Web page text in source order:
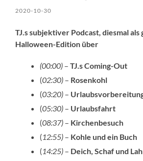
2020-10-30
TJ.s subjektiver Podcast, diesmal als
Halloween-Edition über
(00:00) –TJ.s Coming-Out
(02:30) – Rosenkohl
(03:20) –
(05:30) – Urlaubsfahrt
(08:37) – Kirchenbesuch
(12:55) – Kohle und ein Buch
(14:25) – Deich, Schaf und